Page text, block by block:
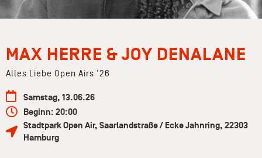
MAX HERRE & JOY DENALANE
Alles Liebe Open Airs '26
Samstag, 13.06.26
Beginn: 20:00
Stadtpark Open Air, Saarlandstraße / Ecke Jahnring, 22303
Hamburg